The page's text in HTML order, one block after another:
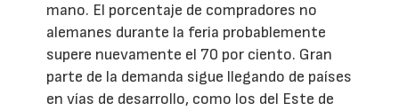
mano. El porcentaje de compradores no
alemanes durante la feria probablemente
supere nuevamente el 70 por ciento. Gran
parte de la demanda sigue llegando de países
en vías de desarrollo, como los del Este de